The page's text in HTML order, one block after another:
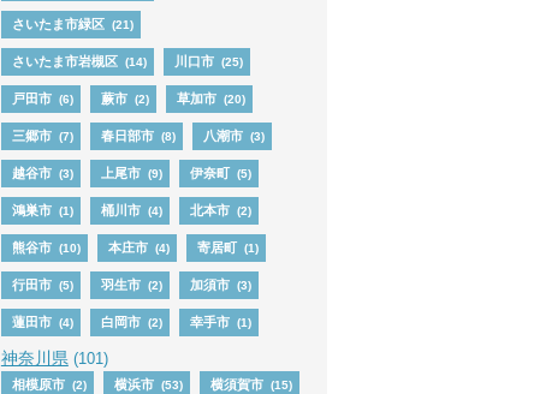
さいたま市緑区 (21)
さいたま市岩槻区 (14) 川口市 (25)
戸田市 (6) 蕨市 (2) 草加市 (20)
三郷市 (7) 春日部市 (8) 八潮市 (3)
越谷市 (3) 上尾市 (9) 伊奈町 (5)
鴻巣市 (1) 桶川市 (4) 北本市 (2)
熊谷市 (10) 本庄市 (4) 寄居町 (1)
行田市 (5) 羽生市 (2) 加須市 (3)
蓮田市 (4) 白岡市 (2) 幸手市 (1)
神奈川県(101)
相模原市 (2) 横浜市 (53) 横須賀市 (15)